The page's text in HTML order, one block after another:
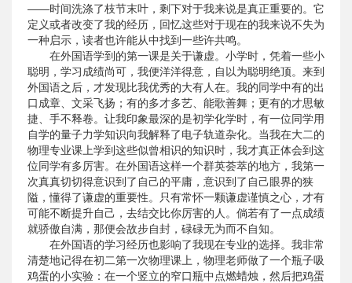
——时间洗涤了枝节末叶，剩下对于我来说是真正重要的。它
定义或者改变了我的经历，回忆这些对于现在的我来说不失为
一种启示，读者也许能从中找到一些许共鸣。
在外国语学到的第一课是关于谦虚。小学时，凭着一些小
聪明，学习成绩尚可，我便洋洋得意，自以为聪明绝顶。来到
外国语之后，才发现比我优秀的大有人在。我的同学中有的出
口成章、文采飞扬；有的多才多艺、能歌善舞；更有的才思敏
捷、手不释卷。让我印象最深的是初学化学时，有一位同学用
自学的量子力学知识向我解释了电子轨道杂化。当我在大二的
物理专业课上学到这些似曾相识的知识时，我才真正体会到这
位同学有多厉害。在外国语这样一个群英荟萃的地方，我第一
次真真切切得意识到了自己的平庸，意识到了自己眼界的狭
隘，懂得了谦虚的重要性。只有常怀一颗谦虚谨慎之心，才有
可能不断提升自己，去结交比你厉害的人。倘若有了一点成绩
就骄傲自满，那便会故步自封，碌碌无为而不自知。
在外国语的学习经历也影响了我现在专业的选择。我非常
清楚地记得在初二第一次物理课上，物理老师做了一个瓶子吸
鸡蛋的小实验：在一个竖立的窄口瓶中点燃蜡烛，然后把鸡蛋